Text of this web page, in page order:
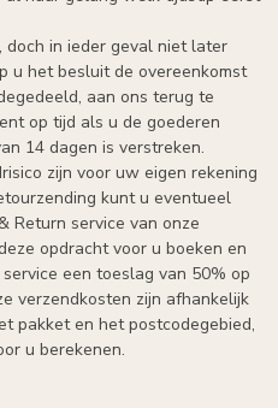
in ieder geval niet later
u het besluit de overeenkomst
aan ons terug te
op tijd als u de goederen
14 dagen is verstreken.
zijn voor uw eigen rekening
kunt u eventueel
Return service van onze
opdracht voor u boeken en
een toeslag van 50% op
verzendkosten zijn afhankelijk
pakket en het postcodegebied,
u berekenen.